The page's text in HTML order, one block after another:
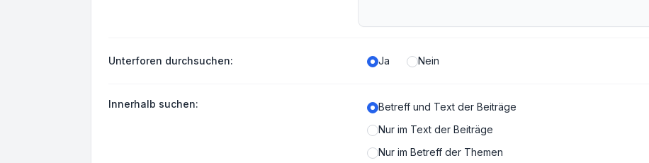
Unterforen durchsuchen: Ja Nein
Innerhalb suchen:
Betreff und Text der Beiträge
Nur im Text der Beiträge
Nur im Betreff der Themen